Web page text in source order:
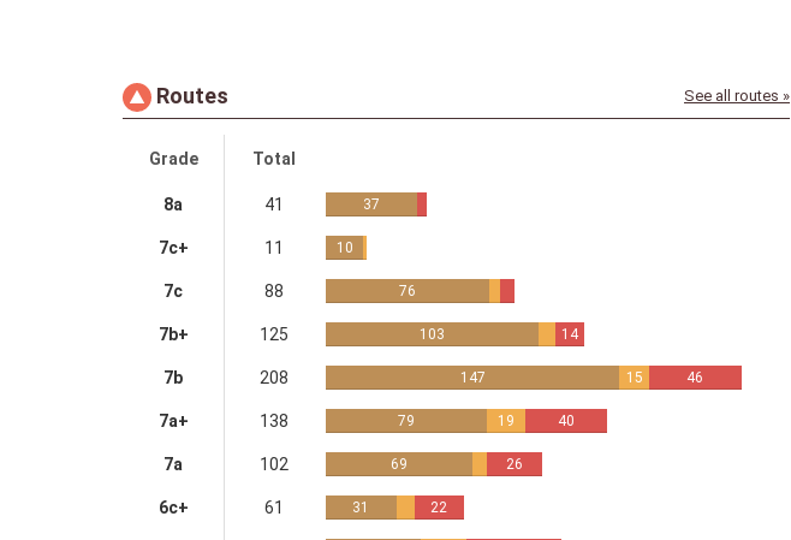
Routes See all routes »
Grade Total
8a 41 37
7c+ 11 10
7c 88 76
7b+ 125 103 14
7b 208 147 15 46
7a+ 138 79 19 40
7a 102 69 26
6c+ 61 31 22